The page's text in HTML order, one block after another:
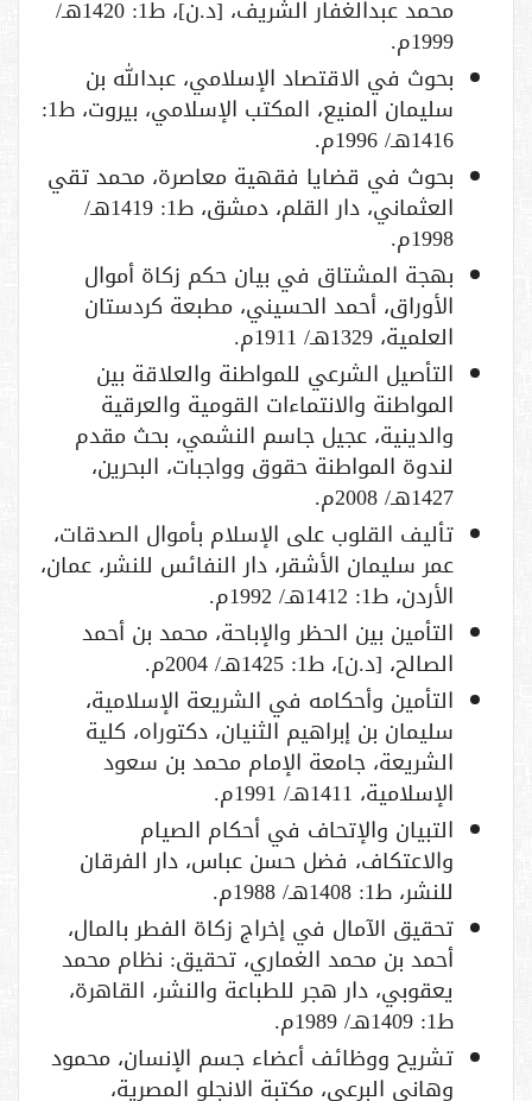
محمد عبدالغفار الشريف، [د.ن]، ط1: 1420هـ/
1999م.
بحوث في الاقتصاد الإسلامي، عبدالله بن
سليمان المنيع، المكتب الإسلامي، بيروت، ط1:
1416هـ/ 1996م.
بحوث في قضايا فقهية معاصرة، محمد تقي
العثماني، دار القلم، دمشق، ط1: 1419هـ/
1998م.
بهجة المشتاق في بيان حكم زكاة أموال
الأوراق، أحمد الحسيني، مطبعة كردستان
العلمية، 1329هـ/ 1911م.
التأصيل الشرعي للمواطنة والعلاقة بين
المواطنة والانتماءات القومية والعرقية
والدينية، عجيل جاسم النشمي، بحث مقدم
لندوة المواطنة حقوق وواجبات، البحرين،
1427هـ/ 2008م.
تأليف القلوب على الإسلام بأموال الصدقات،
عمر سليمان الأشقر، دار النفائس للنشر، عمان،
الأردن، ط1: 1412هـ/ 1992م.
التأمين بين الحظر والإباحة، محمد بن أحمد
الصالح، [د.ن]، ط1: 1425هـ/ 2004م.
التأمين وأحكامه في الشريعة الإسلامية،
سليمان بن إبراهيم الثنيان، دكتوراه، كلية
الشريعة، جامعة الإمام محمد بن سعود
الإسلامية، 1411هـ/ 1991م.
التبيان والإتحاف في أحكام الصيام
والاعتكاف، فضل حسن عباس، دار الفرقان
للنشر، ط1: 1408هـ/ 1988م.
تحقيق الآمال في إخراج زكاة الفطر بالمال،
أحمد بن محمد الغماري، تحقيق: نظام محمد
يعقوبي، دار هجر للطباعة والنشر، القاهرة،
ط1: 1409هـ/ 1989م.
تشريح ووظائف أعضاء جسم الإنسان، محمود
وهاني البرعي، مكتبة الانجلو المصرية،